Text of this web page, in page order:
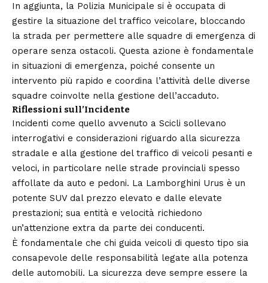
In aggiunta, la Polizia Municipale si è occupata di
gestire la situazione del traffico veicolare, bloccando
la strada per permettere alle squadre di emergenza di
operare senza ostacoli. Questa azione è fondamentale
in situazioni di emergenza, poiché consente un
intervento più rapido e coordina l’attività delle diverse
squadre coinvolte nella gestione dell’accaduto.
Riflessioni sull’Incidente
Incidenti come quello avvenuto a Scicli sollevano
interrogativi e considerazioni riguardo alla sicurezza
stradale e alla gestione del traffico di veicoli pesanti e
veloci, in particolare nelle strade provinciali spesso
affollate da auto e pedoni. La Lamborghini Urus è un
potente SUV dal prezzo elevato e dalle elevate
prestazioni; sua entità e velocità richiedono
un’attenzione extra da parte dei conducenti.
È fondamentale che chi guida veicoli di questo tipo sia
consapevole delle responsabilità legate alla potenza
delle automobili. La sicurezza deve sempre essere la